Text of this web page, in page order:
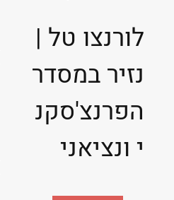
לורנצו טל |
נזיר במסדר
הפרנצ'סקנ
י ונציאני